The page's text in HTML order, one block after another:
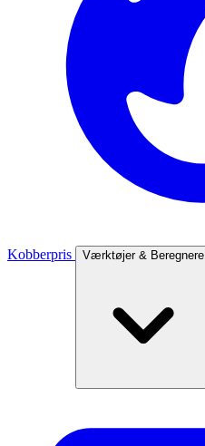
Kobberpris Værktøjer & Beregnere